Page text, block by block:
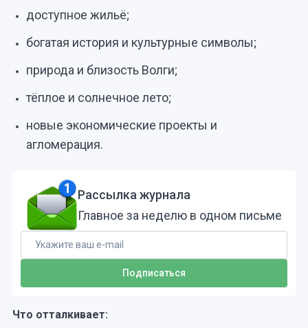
доступное жильё;
богатая история и культурные символы;
природа и близость Волги;
тёплое и солнечное лето;
новые экономические проекты и
агломерация.
Рассылка журнала
Главное за неделю в одном письме
Что отталкивает: